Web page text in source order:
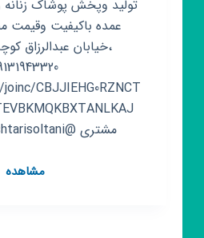
تولید وپخش پوشاک زنانه
عمده باکیفیت وقیمت
،خیابان عبدالرزاق
CBJJIEHG0RZNCT
مشتری @rezayatmoshtarisoltani
مشاهده